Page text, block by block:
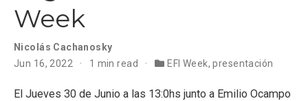
Week
Nicolás Cachanosky
Jun 16, 2022
1 min read EFI Week,presentación
El Jueves 30 de Junio a las 13:0hs junto a Emilio Ocampo